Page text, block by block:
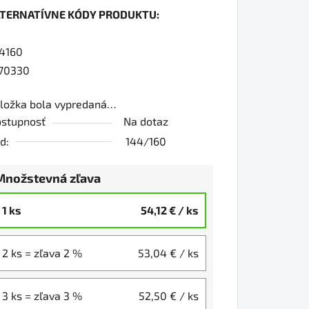
KÓDY PRODUKTU:
bola vypredaná…
Na dotaz
144/160
zľava
1 ks 54,12 € / ks
2 ks = zľava 2 % 53,04 € / ks
3 ks = zľava 3 % 52,50 € / ks